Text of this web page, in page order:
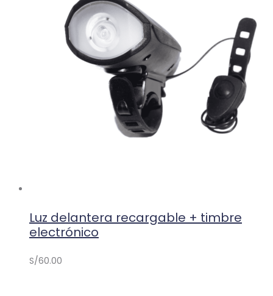
Luz delantera recargable + timbre
electrónico
S/60.00